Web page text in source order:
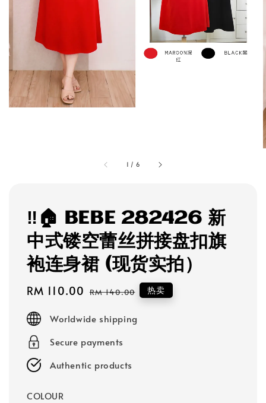
1 / 6
‼️🏠 BEBE 282426 新
中式镂空蕾丝拼接盘扣旗
袍连身裙 (现货实拍）
Sale
RM 110.00 Regular
RM 140.00 热卖
Worldwide shipping
Secure payments
Authentic products
COLOUR